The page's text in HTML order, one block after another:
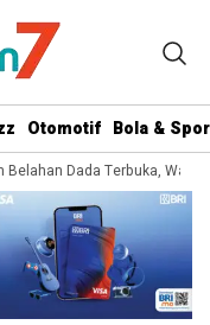
Otomotif Bola &
Dada Terbuka,